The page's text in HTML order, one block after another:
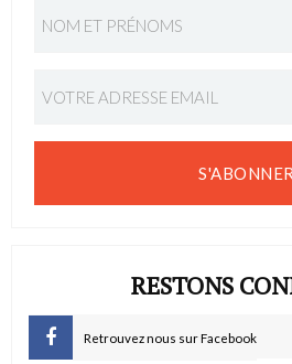
S'ABONNER
RESTONS
Retrouvez nous sur Facebook